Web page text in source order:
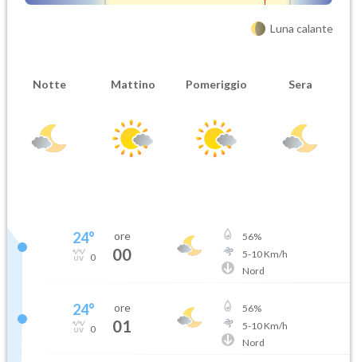
Luna calante
Notte Mattino Pomeriggio Sera
24°
0
ore
00
56%
5-10Km/h
Nord
24°
0
ore
01
56%
5-10Km/h
Nord